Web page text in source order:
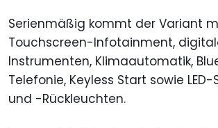
Serienmäßig kommt der Variant
Touchscreen-Infotainment,
Instrumenten, Klimaautomatik,
Telefonie, Keyless Start sowie
und -Rückleuchten.